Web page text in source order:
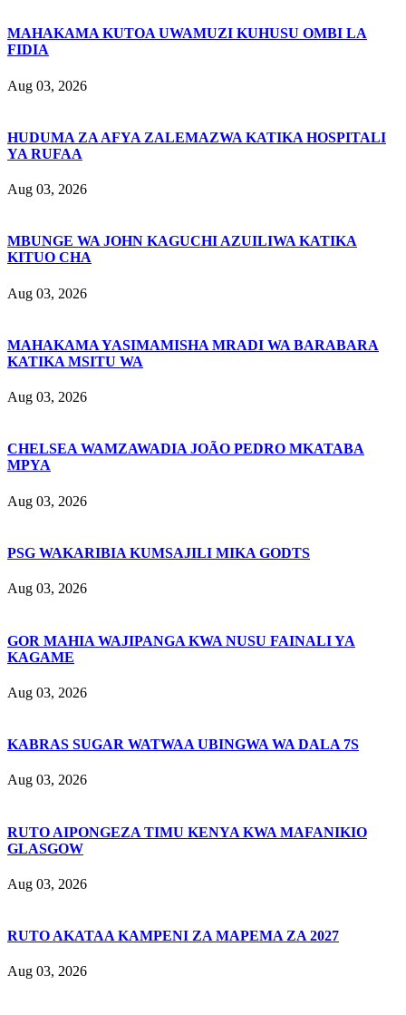
MAHAKAMA KUTOA UWAMUZI KUHUSU OMBI LA
FIDIA
Aug 03, 2026
HUDUMA ZA AFYA ZALEMAZWA KATIKA HOSPITALI
YA RUFAA
Aug 03, 2026
MBUNGE WA JOHN KAGUCHI AZUILIWA KATIKA
KITUO CHA
Aug 03, 2026
MAHAKAMA YASIMAMISHA MRADI WA BARABARA
KATIKA MSITU WA
Aug 03, 2026
CHELSEA WAMZAWADIA JOÃO PEDRO MKATABA
MPYA
Aug 03, 2026
PSG WAKARIBIA KUMSAJILI MIKA GODTS
Aug 03, 2026
GOR MAHIA WAJIPANGA KWA NUSU FAINALI YA
KAGAME
Aug 03, 2026
KABRAS SUGAR WATWAA UBINGWA WA DALA 7S
Aug 03, 2026
RUTO AIPONGEZA TIMU KENYA KWA MAFANIKIO
GLASGOW
Aug 03, 2026
RUTO AKATAA KAMPENI ZA MAPEMA ZA 2027
Aug 03, 2026